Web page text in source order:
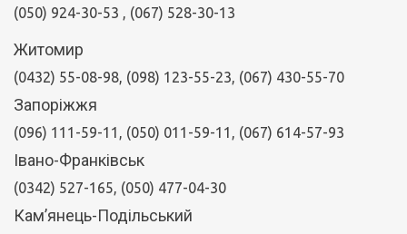
(050) 924-30-53 , (067) 528-30-13
Житомир
(0432) 55-08-98, (098) 123-55-23, (067) 430-55-70
Запоріжжя
(096) 111-59-11, (050) 011-59-11, (067) 614-57-93
Івано-Франківськ
(0342) 527-165, (050) 477-04-30
Кам’янець-Подільський